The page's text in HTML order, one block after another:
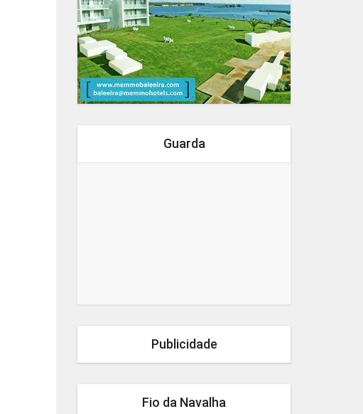
Guarda
Publicidade
Fio da Navalha